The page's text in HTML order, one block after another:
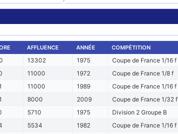
AFFLUENCE ANNÉE COMPÉTITION
13302 1975
Coupe de France 1/16 f
11000 1972
Coupe de France 1/8 f
11000 1989
Coupe de France 1/16 f
8000 2009 Coupe de France 1/32 f
5710 1975
Division 2 Groupe B
5534 1982
Coupe de France 1/16 f